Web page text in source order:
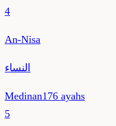
4
An-Nisa
النساء
Medinan176 ayahs
5